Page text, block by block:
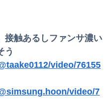
接触あるしファンサ濃い
う
video/76155
video/7